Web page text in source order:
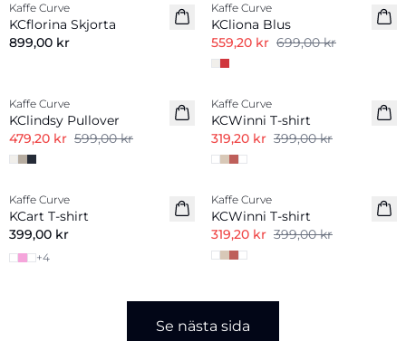
Nyhet
Kaffe Curve
KCflorina Skjorta
899,00 kr
Kaffe Curve
KCliona Blus
559,20 kr 699,00 kr
Kaffe Curve
KClindsy Pullover
479,20 kr 599,00 kr
-20%
Kaffe Curve
KCWinni T-shirt
319,20 kr 399,00 kr
Kaffe Curve
KCart T-shirt
399,00 kr
+4
-20%
Kaffe Curve
KCWinni T-shirt
319,20 kr 399,00 kr
Se nästa sida